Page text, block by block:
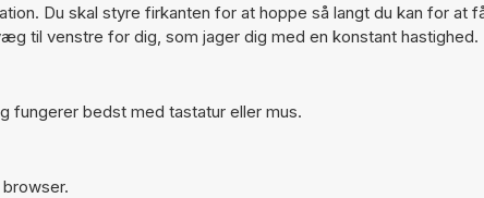
Du skal styre firkanten for at hoppe så langt du kan for at
til venstre for dig, som jager dig med en konstant hastighed.
fungerer bedst med tastatur eller mus.